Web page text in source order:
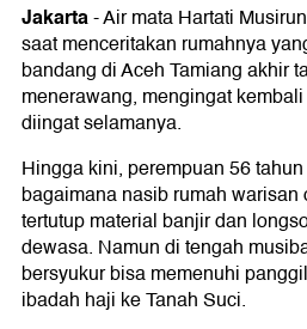
Jakarta-Air mata Hartati
saat menceritakan rumahnya
bandang di Aceh Tamiang akhir
menerawang, mengingat
diingat selamanya.
Hingga kini, perempuan 56
bagaimana nasib rumah warisan
tertutup material banjir dan
dewasa. Namun di tengah
bersyukur bisa memenuhi
ibadah haji ke Tanah Suci.